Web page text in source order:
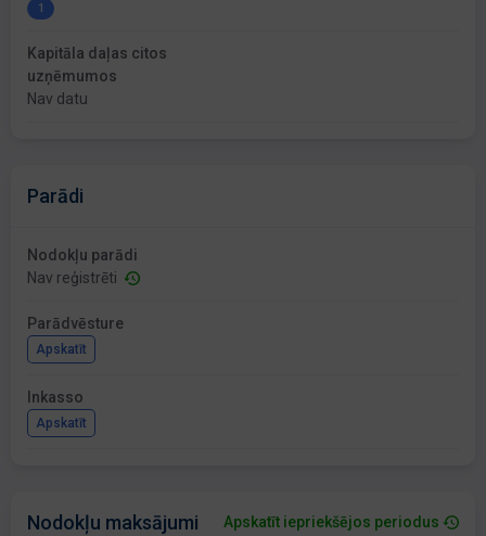
1
Kapitāla daļas citos
uzņēmumos
Nav datu
Parādi
Nodokļu parādi
Nav reģistrēti
Parādvēsture
Apskatīt
Inkasso
Apskatīt
Nodokļu maksājumi Apskatīt iepriekšējos periodus